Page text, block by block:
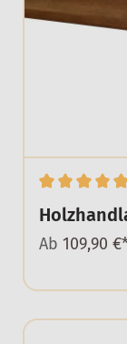
Ab 109,90